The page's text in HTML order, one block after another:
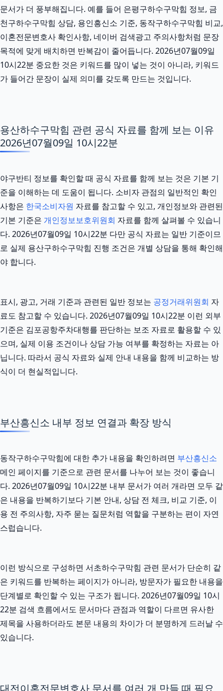
문서가 더 풍부해집니다. 예를 들어 은평구하수구막힘 정보, 금
천구하수구막힘 상담, 용인흥신소 기준, 동작구하수구막힘 비교,
이혼전문변호사 확인사항, 네이버 검색광고 주의사항처럼 문장
목적에 맞게 배치하면 반복감이 줄어듭니다. 2026년07월09일
10시22분 중요한 것은 키워드를 많이 넣는 것이 아니라, 키워드
가 들어간 문장이 실제 의미를 갖도록 만드는 것입니다.
용산하수구막힘 관련 공식 자료를 함께 보는 이유
2026년07월09일 10시22분
야구반티 정보를 확인할 때 공식 자료를 함께 보는 것은 기본 기
준을 이해하는 데 도움이 됩니다. 소비자 관점의 일반적인 확인
사항은 한국소비자원 자료를 참고할 수 있고, 개인정보와 관련된
기본 기준은 개인정보보호위원회 자료를 함께 살펴볼 수 있습니
다. 2026년07월09일 10시22분 다만 공식 자료는 일반 기준이므
로 실제 용산구하수구막힘 진행 조건은 개별 상담을 통해 확인해
야 합니다.
표시, 광고, 거래 기준과 관련된 일반 정보는 공정거래위원회 자
료도 참고할 수 있습니다. 2026년07월09일 10시22분 이런 외부
기준은 김포공항주차대행를 판단하는 보조 자료로 활용할 수 있
으며, 실제 이용 조건이나 상담 가능 여부를 확정하는 자료는 아
닙니다. 따라서 공식 자료와 실제 안내 내용을 함께 비교하는 방
식이 더 현실적입니다.
부산흥신소 내부 정보 연결과 확장 방식
동작구하수구막힘에 대한 추가 내용을 확인하려면 부산흥신소
메인 페이지를 기준으로 관련 문서를 나누어 보는 것이 좋습니
다. 2026년07월09일 10시22분 내부 문서가 여러 개라면 모두 같
은 내용을 반복하기보다 기본 안내, 상담 전 체크, 비교 기준, 이
용 전 주의사항, 자주 묻는 질문처럼 역할을 구분하는 편이 자연
스럽습니다.
이런 방식으로 구성하면 서초하수구막힘 관련 문서가 단순히 같
은 키워드를 반복하는 페이지가 아니라, 방문자가 필요한 내용을
단계별로 확인할 수 있는 구조가 됩니다. 2026년07월09일 10시
22분 검색 흐름에서도 문서마다 관점과 역할이 다르면 유사한
제목을 사용하더라도 본문 내용의 차이가 더 분명하게 드러날 수
있습니다.
대전이혼전문변호사 문서를 여러 개 만들 때 필요